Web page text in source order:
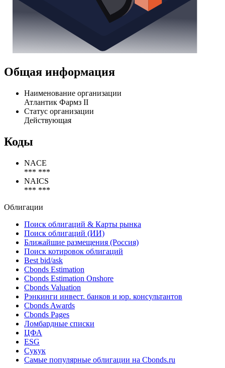
Общая информация
Наименование организации
Статус организации
Коды
*** ***
*** ***
Облигации
Поиск облигаций & Карты рынка
Поиск облигаций (ИИ)
Ближайшие размещения (Россия)
Поиск котировок облигаций
Best bid/ask
Cbonds Estimation
Cbonds Estimation Onshore
Cbonds Valuation
Рэнкинги инвест. банков и юр. консультантов
Cbonds Awards
Cbonds Pages
Ломбардные списки